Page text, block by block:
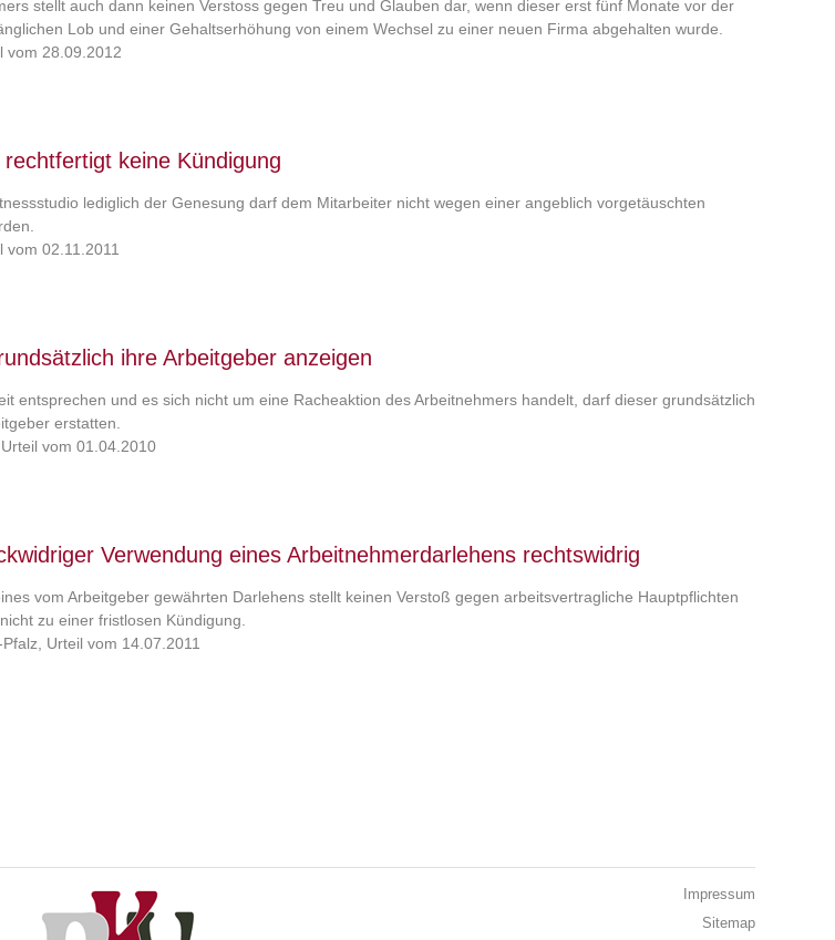
stellt auch dann keinen Verstoss gegen Treu und Glauben dar, wenn dieser erst fünf Monate vor der
Lob und einer Gehaltserhöhung von einem Wechsel zu einer neuen Firma abgehalten wurde.
vom 28.09.2012
keine Kündigung
lediglich der Genesung darf dem Mitarbeiter nicht wegen einer angeblich vorgetäuschten
02.11.2011
ihre Arbeitgeber anzeigen
entsprechen und es sich nicht um eine Racheaktion des Arbeitnehmers handelt, darf dieser grundsätzlich
erstatten.
vom 01.04.2010
Verwendung eines Arbeitnehmerdarlehens rechtswidrig
vom Arbeitgeber gewährten Darlehens stellt keinen Verstoß gegen arbeitsvertragliche Hauptpflichten
zu einer fristlosen Kündigung.
Urteil vom 14.07.2011
Impressum
Sitemap